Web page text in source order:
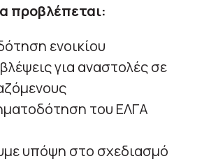
προβλέπεται:
ενοικίου
για αναστολές σε
του ΕΛΓΑ
υπόψη στο σχεδιασμό